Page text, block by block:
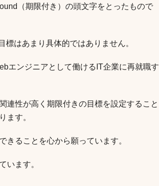
（期限付き）の頭文字をとったもので
はあまり具体的ではありません。
エンジニアとして働けるIT企業に再就職す
連性が高く期限付きの目標を設定すること
ます。
きることを心から願っています。
います。